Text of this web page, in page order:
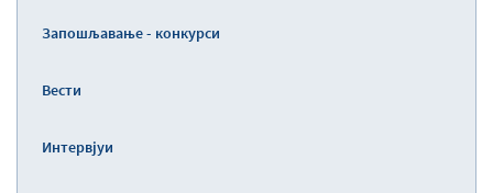
Запошљавање - конкурси
Вести
Интервјуи